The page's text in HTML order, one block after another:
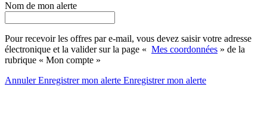
Nom de mon alerte
Pour recevoir les offres par e-mail, vous devez saisir votre adresse
électronique et la valider sur la page « Mes coordonnées » de la
rubrique « Mon compte »
AnnulerEnregistrer mon alerte Enregistrermon alerte